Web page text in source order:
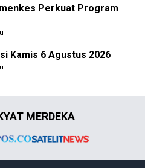
Perkuat Program
Kamis 6 Agustus 2026
MERDEKA